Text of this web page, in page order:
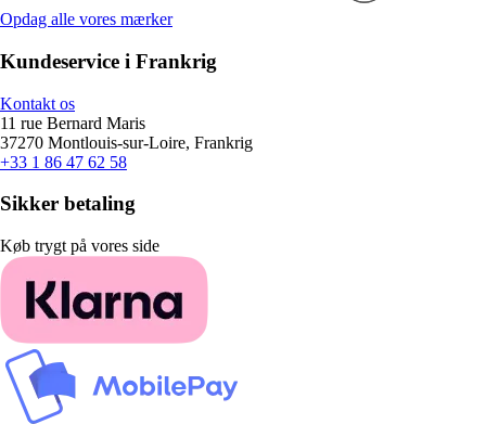
Opdag alle vores mærker
Kundeservice i Frankrig
Kontakt os
11 rue Bernard Maris
37270 Montlouis-sur-Loire, Frankrig
+33 1 86 47 62 58
Sikker betaling
Køb trygt på vores side